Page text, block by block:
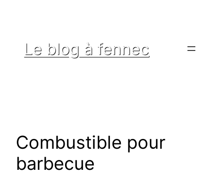
Le blog à fennec
Combustible pour
barbecue